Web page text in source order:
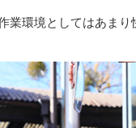
環境としてはあまり